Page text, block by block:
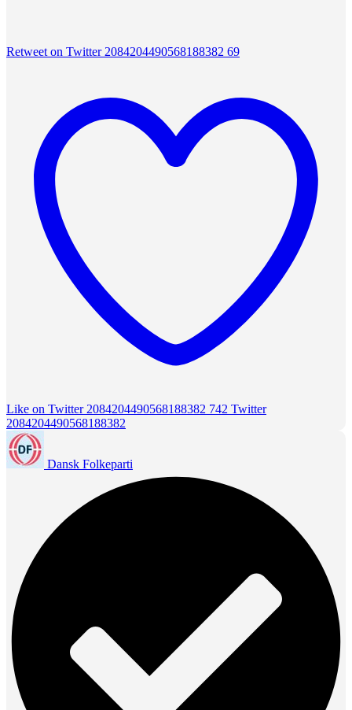
Retweet on Twitter 2084204490568188382 69
Like on Twitter 2084204490568188382 742 Twitter
2084204490568188382
Dansk Folkeparti